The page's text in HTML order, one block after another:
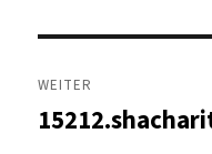
WEITER
Nächster